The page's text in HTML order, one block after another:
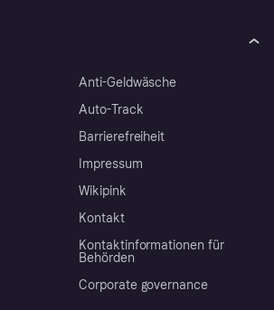
Anti-Geldwäsche
Auto-Track
Barrierefreiheit
Impressum
Wikipink
Kontakt
Kontaktinformationen für
Behörden
Corporate governance